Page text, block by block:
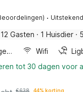
· Uitstekend
12 Gasten · 1 Huisdier ·
Wellness algemeen
Wifi
tot 30 dagen voor
€638 44% korting